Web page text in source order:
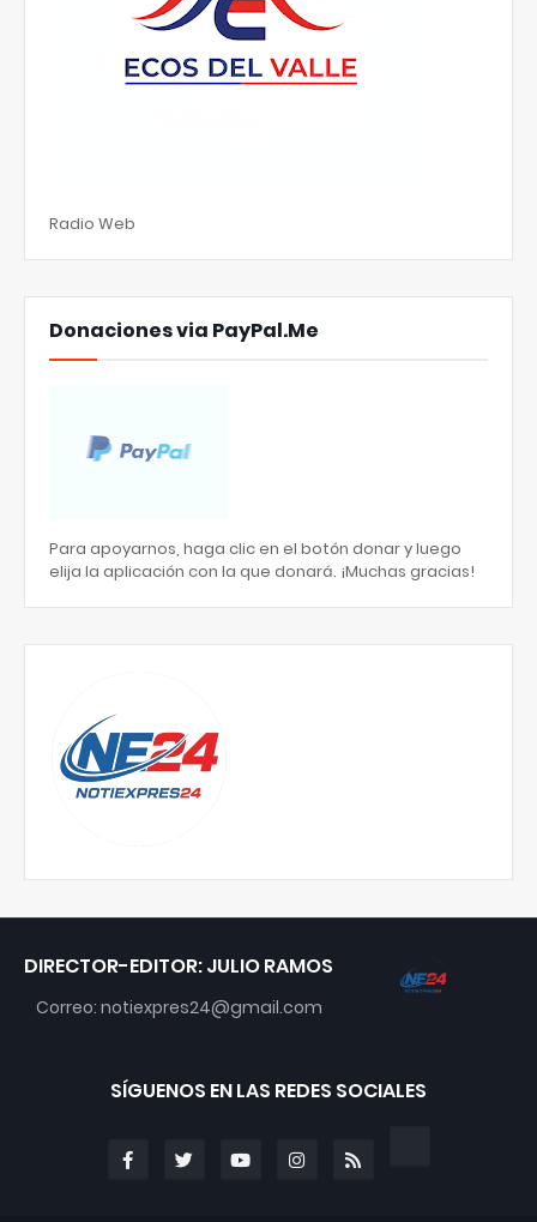
Radio Web
Donaciones via PayPal.Me
Para apoyarnos, haga clic en el botón donar y luego
elija la aplicación con la que donará. ¡Muchas gracias!
DIRECTOR-EDITOR: JULIO RAMOS
Correo: notiexpres24@gmail.com
SÍGUENOS EN LAS REDES SOCIALES